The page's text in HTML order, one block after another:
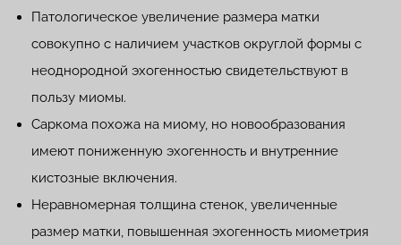
Патологическое увеличение размера матки
совокупно с наличием участков округлой формы с
неоднородной эхогенностью свидетельствуют в
пользу миомы.
Саркома похожа на миому, но новообразования
имеют пониженную эхогенность и внутренние
кистозные включения.
Неравномерная толщина стенок, увеличенные
размер матки, повышенная эхогенность миометрия